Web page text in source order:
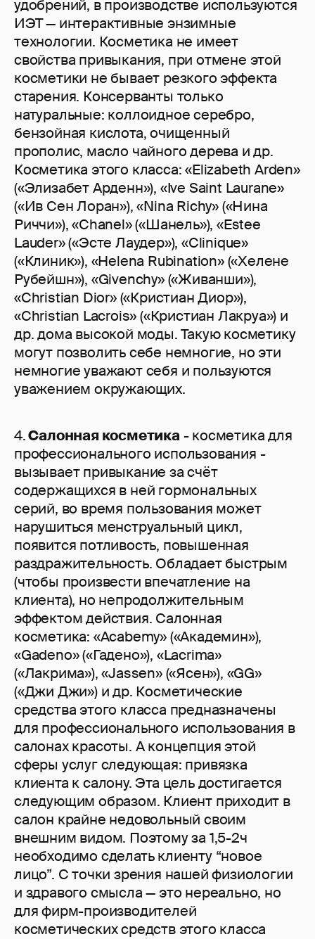
удобрений, в производстве используются
ИЭТ — интерактивные энзимные
технологии. Косметика не имеет
свойства привыкания, при отмене этой
косметики не бывает резкого эффекта
старения. Консерванты только
натуральные: коллоидное серебро,
бензойная кислота, очищенный
прополис, масло чайного дерева и др.
Косметика этого класса: «Elizabeth Arden»
(«Элизабет Арденн»), «Ive Saint Laurane»
(«Ив Сен Лоран»), «Nina Richy» («Нина
Риччи»), «Chanel» («Шанель»), «Estee
Lauder» («Эсте Лаудер»), «Сlinique»
(«Клиник»), «Helena Rubination» («Хелене
Рубейшн»), «Givenchy» («Живанши»),
«Christian Dior» («Кристиан Диор»),
«Christian Lacrois» («Кристиан Лакруа») и
др. дома высокой моды. Такую косметику
могут позволить себе немногие, но эти
немногие уважают себя и пользуются
уважением окружающих.
4.Салонная косметика- косметика для
профессионального использования -
вызывает привыкание за счёт
содержащихся в ней гормональных
серий, во время пользования может
нарушиться менструальный цикл,
появится потливость, повышенная
раздражительность. Обладает быстрым
(чтобы произвести впечатление на
клиента), но непродолжительным
эффектом действия. Салонная
косметика: «Acabemy» («Академин»),
«Gadeno» («Гадено»), «Lacrima»
(«Лакрима»), «Jassen» («Ясен»), «GG»
(«Джи Джи») и др. Косметические
средства этого класса предназначены
для профессионального использования в
салонах красоты. А концепция этой
сферы услуг следующая: привязка
клиента к салону. Эта цель достигается
следующим образом. Клиент приходит в
салон крайне недовольный своим
внешним видом. Поэтому за 1,5-2ч
необходимо сделать клиенту “новое
лицо”. С точки зрения нашей физиологии
и здравого смысла — это нереально, но
для фирм-производителей
косметических средств этого класса